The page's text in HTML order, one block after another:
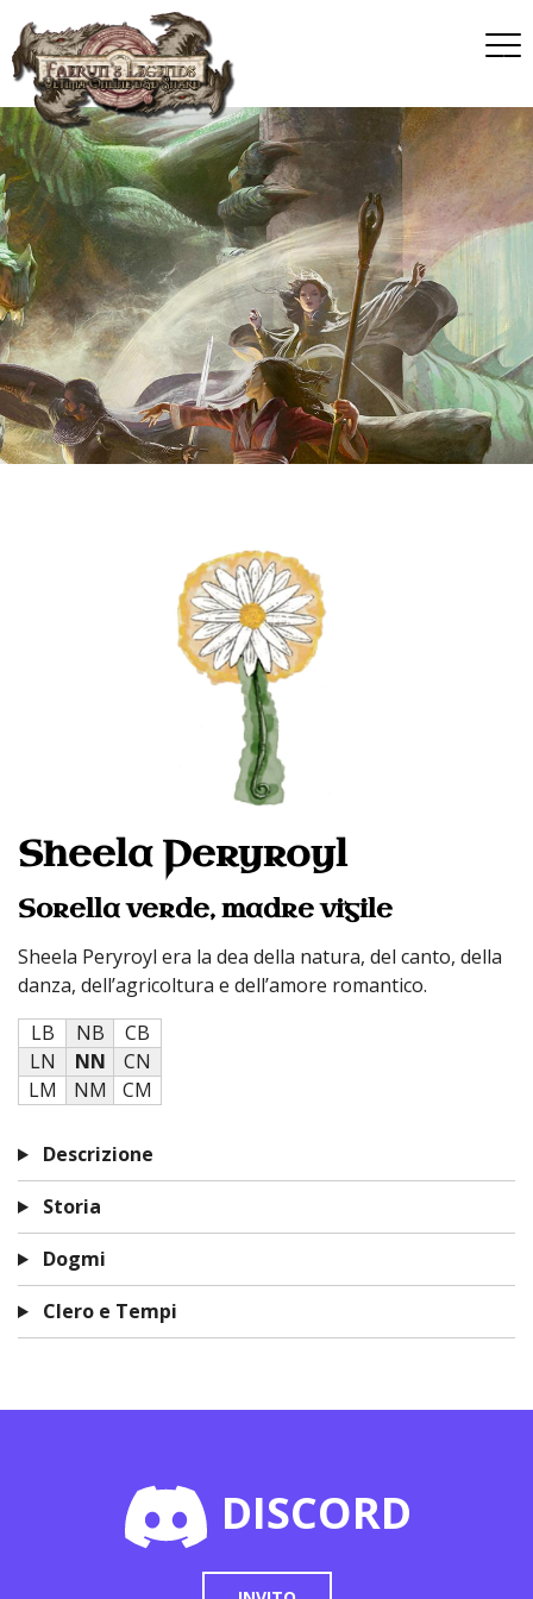
Sheela Peryroyl
Sorella verde, madre vigile
Sheela Peryroyl era la dea della natura, del canto, della
danza, dell’agricoltura e dell’amore romantico.
LB
NB
CB
LN
NN
CN
LM
NM CM
Descrizione
Storia
Dogmi
Clero e Tempi
DISCORD